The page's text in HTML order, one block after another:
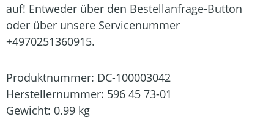
auf! Entweder über den Bestellanfrage-Button
oder über unsere Servicenummer
+4970251360915.
Produktnummer: DC-100003042
Herstellernummer: 596 45 73-01
Gewicht: 0.99 kg